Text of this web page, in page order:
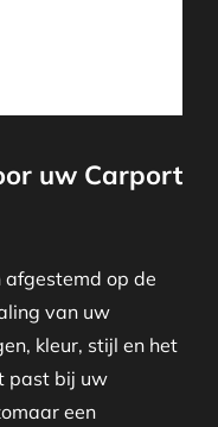
uw Carport
afgestemd op de
van uw
kleur, stijl en het
past bij uw
een